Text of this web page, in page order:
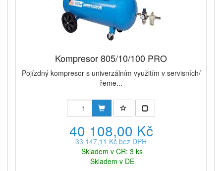
Kompresor 805/10/100 PRO
Pojízdný kompresor s univerzálním využitím v servisních/
řeme...
40 108,00 Kč
33 147,11 Kč bez DPH
Skladem v ČR: 3 ks
Skladem v DE